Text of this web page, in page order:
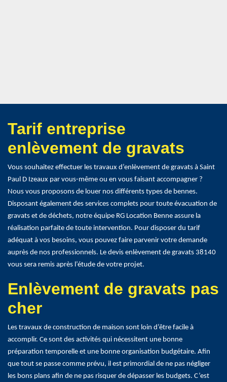
Tarif entreprise
enlèvement de gravats
Vous souhaitez effectuer les travaux d’enlèvement de gravats à Saint
Paul D Izeaux par vous-même ou en vous faisant accompagner ?
Nous vous proposons de louer nos différents types de bennes.
Disposant également des services complets pour toute évacuation de
gravats et de déchets, notre équipe RG Location Benne assure la
réalisation parfaite de toute intervention. Pour disposer du tarif
adéquat à vos besoins, vous pouvez faire parvenir votre demande
auprès de nos professionnels. Le devis enlèvement de gravats 38140
vous sera remis après l’étude de votre projet.
Enlèvement de gravats pas
cher
Les travaux de construction de maison sont loin d’être facile à
accomplir. Ce sont des activités qui nécessitent une bonne
préparation temporelle et une bonne organisation budgétaire. Afin
que tout se passe comme prévu, il est primordial de ne pas négliger
les bons plans afin de ne pas risquer de dépasser les budgets. C’est